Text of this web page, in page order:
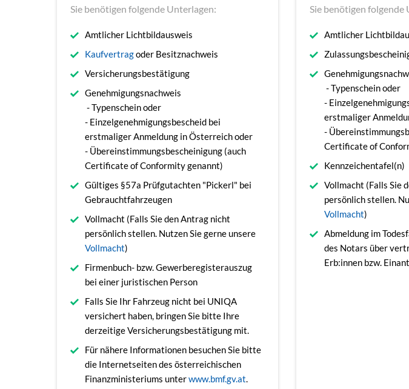
Sie benötigen folgende Unterlagen:
Amtlicher Lichtbildausweis
Kaufvertragoder Besitznachweis
Versicherungsbestätigung
Genehmigungsnachweis
- Typenschein oder
- Einzelgenehmigungsbescheid bei
erstmaliger Anmeldung in Österreich oder
- Übereinstimmungsbescheinigung (auch
Certificate of Conformity genannt)
Gültiges §57a Prüfgutachten "Pickerl" bei
Gebrauchtfahrzeugen
Vollmacht (Falls Sie den Antrag nicht
persönlich stellen. Nutzen Sie gerne unsere
Vollmacht)
Firmenbuch- bzw. Gewerberegisterauszug
bei einer juristischen Person
Falls Sie Ihr Fahrzeug nicht bei UNIQA
versichert haben, bringen Sie bitte Ihre
derzeitige Versicherungsbestätigung mit.
Für nähere Informationen besuchen Sie bitte
die Internetseiten des österreichischen
Finanzministeriums unterwww.bmf.gv.at.
Sie benötigen folgende
Amtlicher
- Typenschein oder
-
erstmaliger
-
Certificate of
Kennzeichentafel(n)
Vollmacht (Falls Sie
persönlich stellen.
Vollmacht)
Abmeldung im
des Notars über
Erb:innen bzw.